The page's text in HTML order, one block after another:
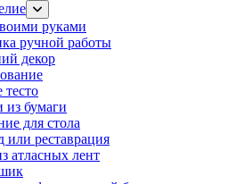
руками
ручной работы
декор
тесто
из бумаги
для стола
или реставрация
атласных лент